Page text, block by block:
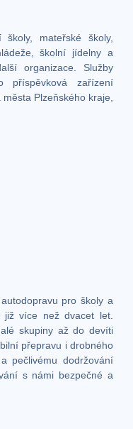
mateřské školy,
školní jídelny a
organizace. Služby
příspěvková zařízení
Plzeňského kraje,
pro školy a
již více než dvacet let.
skupiny až do devíti
přepravu i drobného
pečlivému dodržování
s námi bezpečné a